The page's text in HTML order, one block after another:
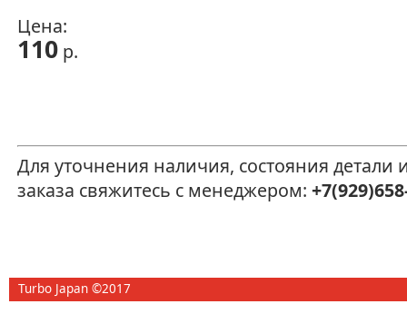
Цена:
110 р.
Для уточнения наличия, состояния
заказа свяжитесь с менеджером:
Turbo Japan ©2017